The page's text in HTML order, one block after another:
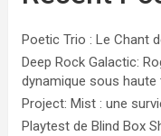
Poetic Trio : Le Chant
Deep Rock Galactic:
dynamique sous haute
Project: Mist : une
Playtest de Blind Box